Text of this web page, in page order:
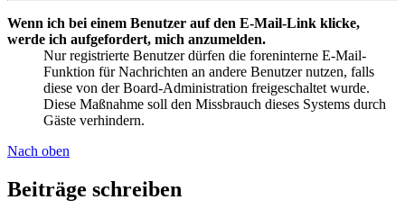
Wenn ich bei einem Benutzer auf den E-Mail-Link klicke,
werde ich aufgefordert, mich anzumelden.
Nur registrierte Benutzer dürfen die foreninterne E-Mail-
Funktion für Nachrichten an andere Benutzer nutzen, falls
diese von der Board-Administration freigeschaltet wurde.
Diese Maßnahme soll den Missbrauch dieses Systems durch
Gäste verhindern.
Nach oben
Beiträge schreiben